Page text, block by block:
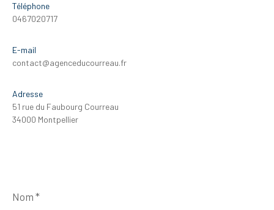
Téléphone
0467020717
E-mail
contact@agenceducourreau.fr
Adresse
51 rue du Faubourg Courreau
34000 Montpellier
*